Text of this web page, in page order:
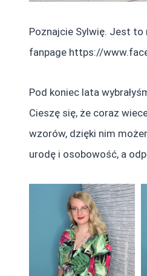
Poznajcie Sylwię. Jest to
fanpage https://
Pod koniec lata
Cieszę się, że coraz
wzorów, dzięki nim
urodę i osobowość, a